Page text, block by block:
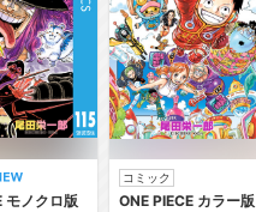
モノクロ版
コミック
ONE PIECE カラー版